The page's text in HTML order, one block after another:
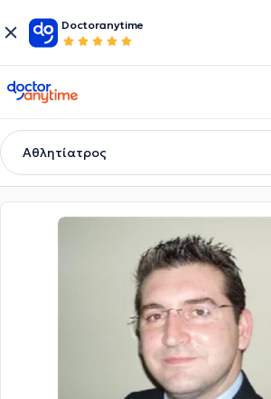
Doctoranytime
doctoranytime
Αθλητίατρος